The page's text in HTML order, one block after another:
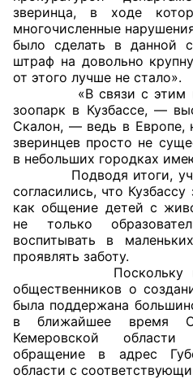
зверинца, в ходе
многочисленные
было сделать в данной
штраф на довольно
от этого лучше не стало».
«В связи с этим и
зоопарк в Кузбассе, —
Скалон, — ведь в Европе,
зверинцев просто не
в небольших городках
Подводя итоги,
согласились, что
как общение детей с
не только
воспитывать в
проявлять заботу.
Поскольку
общественников о
была поддержана
в ближайшее время
Кемеровской области
обращение в адрес
области с